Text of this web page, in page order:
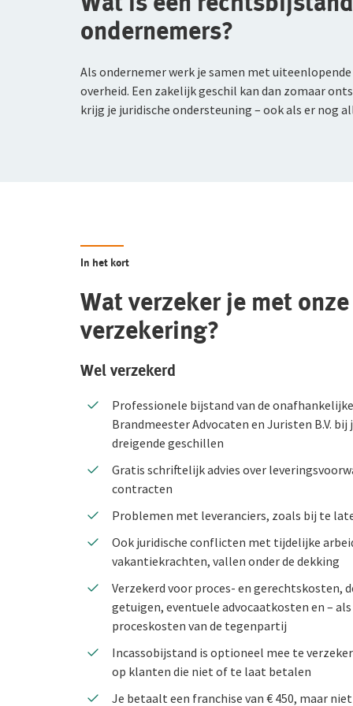
Geldverzekering
Glasverzekering
Evenementen
Doorlopende Evenementenverzekering
Zakelijke Motorverzekering
Vervoerverzekering Eigen Goederen
Werkmaterieelverzekering
Bedrijfsgebouwen
Bedrijfsuitrusting
Bedrijfsuitrustingverzekering
Dierenverzekering
Rundveeverzekering
Aansprakelijkheid
Aansprakelijkheid
Aansprakelijkheidsverzekering
Bedrijfspand en inventaris
Bedrijfsgebouwenverzekering
Inventaris/Goederenverzekering
Alle hippische verzekeringen
Bedrijfsgebouwen
Bedrijfsgebouwenverzekering
Bedrijfsuitrustingverzekering
Zieke werknemer
Verzuimverzekering
WGA-eigenrisicoverzekering
WIA-verzekering (WIA 0-tot-100 Plan)
Arbeidsongeschiktheid
Ondernemers-AOV
Preventieve diensten AOV
De Preventiesite
Het Preventieabonnement
Schade melden
ondernemers?
Als ondernemer werk je samen met
overheid. Een zakelijk geschil kan dan zomaar
krijg je juridische ondersteuning – ook als er nog
Wat verzeker je met
verzekering?
In het kort
Wel verzekerd
Professionele bijstand van de
Brandmeester Advocaten en Juristen B.V.
dreigende geschillen
Gratis schriftelijk advies over
contracten
Problemen met leveranciers, zoals bij te
Ook juridische conflicten met tijdelijke
vakantiekrachten, vallen onder de dekking
Verzekerd voor proces- en gerechtskosten,
getuigen, eventuele advocaatkosten en –
proceskosten van de tegenpartij
Incassobijstand is optioneel mee te
op klanten die niet of te laat betalen
Je betaalt een franchise van € 450, maar